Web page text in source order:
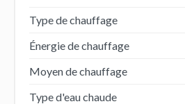
Type de chauffage
Énergie de chauffage
Moyen de chauffage
Type d'eau chaude